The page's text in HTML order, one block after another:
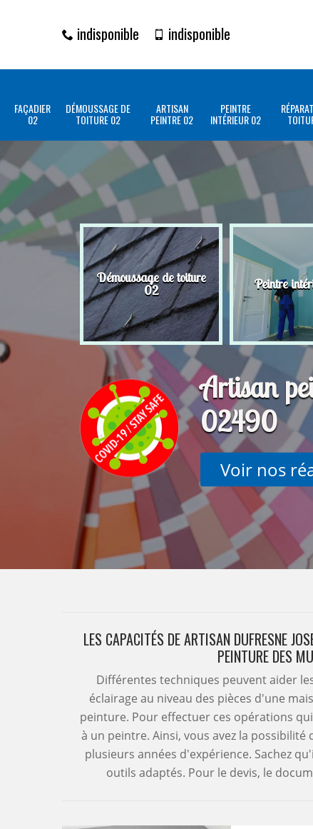
indisponible indisponible
FAÇADIER
02
DÉMOUSSAGE DE
TOITURE 02
ARTISAN
PEINTRE 02
PEINTRE
INTÉRIEUR 02
Démoussage de toiture
02 Peintre
Artisan
02490
Voir nos
LES CAPACITÉS DE ARTISAN DUFRESNE
PEINTURE DES
Différentes techniques peuvent aider
éclairage au niveau des pièces d'une
peinture. Pour effectuer ces opérations
à un peintre. Ainsi, vous avez la
plusieurs années d'expérience. Sachez
outils adaptés. Pour le devis, le